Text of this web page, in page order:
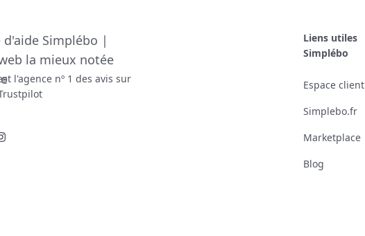
l'agence nº 1 des avis sur
Liens utiles
Simplébo
Espace client
Simplebo.fr
Marketplace
Blog